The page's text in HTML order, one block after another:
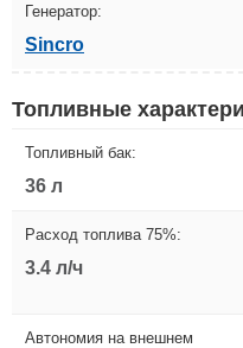
Генератор:
Sincro
Топливные
Топливный бак:
36 л
Расход топлива 75%:
3.4 л/ч
Автономия на внешнем